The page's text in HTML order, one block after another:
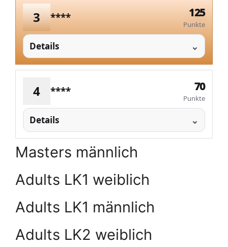
3 **** 125
Punkte
Details
4 **** 70
Punkte
Details
Masters männlich
Adults LK1 weiblich
Adults LK1 männlich
Adults LK2 weiblich